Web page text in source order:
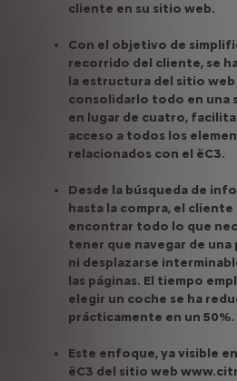
cliente en su sitio web.
Con el objetivo de
recorrido del cliente, se
la estructura del sitio web
consolidarlo todo en una
en lugar de cuatro,
acceso a todos los
relacionados con el ëC3.
Desde la búsqueda de
hasta la compra, el
encontrar todo lo que
tener que navegar de una
ni desplazarse
las páginas. El tiempo
elegir un coche se ha
prácticamente en un 50%.
Este enfoque, ya visible
ëC3 del sitio web